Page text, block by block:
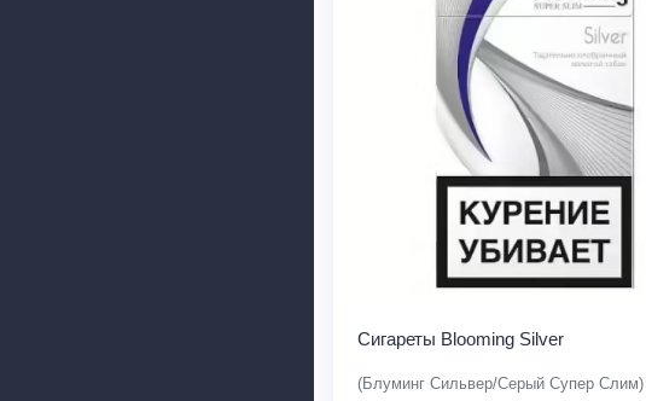
Сигареты Blooming Silver
(Блуминг Сильвер/Серый Супер Слим)